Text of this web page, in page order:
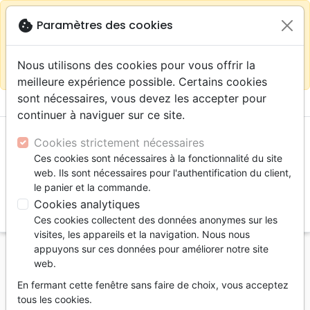
Continuer sur le site France close
warningSelon votre
localisation (États-
sur la boutique La Maison de la Bible Suisse
menu shopping_cart
Accueil Livres Commentaires
Genèse
Le 3ème jour
cookie Paramètres des cookies
Nous utilisons des cookies pour vous offrir la
meilleure expérience possible. Certains cookies
sont nécessaires, vous devez les accepter pour
continuer à naviguer sur ce site.
Cookies strictement nécessaires
Ces cookies sont nécessaires à la fonctionnalité du site
web. Ils sont nécessaires pour l'authentification du client,
le panier et la commande.
Cookies analytiques
Ces cookies collectent des données anonymes sur les
visites, les appareils et la navigation. Nous nous
appuyons sur ces données pour améliorer notre site
web.
En fermant cette fenêtre sans faire de choix, vous acceptez
tous les cookies.